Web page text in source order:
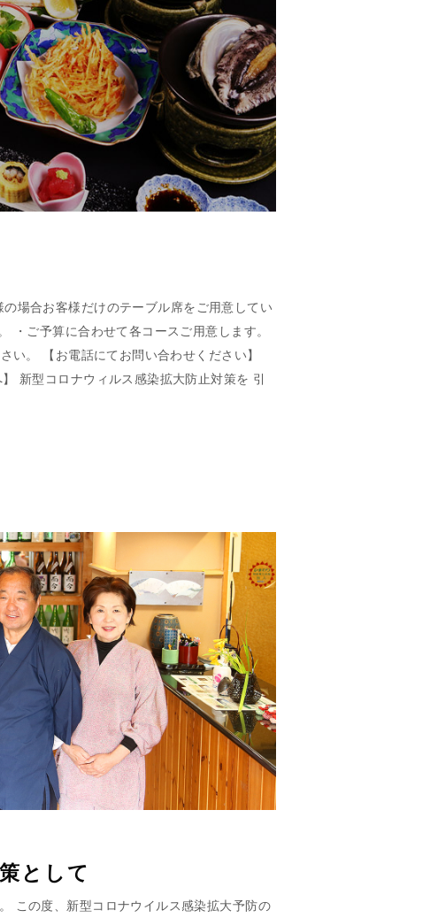
場合お客様だけのテーブル席をご用意してい
・ご予算に合わせて各コースご用意します。
い。 【お電話にてお問い合わせください】
新型コロナウィルス感染拡大防止対策を 引
として
この度、新型コロナウイルス感染拡大予防の